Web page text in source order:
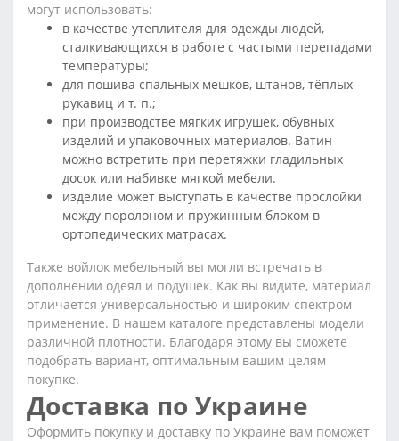
могут использовать:
в качестве утеплителя для одежды людей,
сталкивающихся в работе с частыми перепадами
температуры;
для пошива спальных мешков, штанов, тёплых
рукавиц и т. п.;
при производстве мягких игрушек, обувных
изделий и упаковочных материалов. Ватин
можно встретить при перетяжки гладильных
досок или набивке мягкой мебели.
изделие может выступать в качестве прослойки
между поролоном и пружинным блоком в
ортопедических матрасах.
Также войлок мебельный вы могли встречать в
дополнении одеял и подушек. Как вы видите, материал
отличается универсальностью и широким спектром
применение. В нашем каталоге представлены модели
различной плотности. Благодаря этому вы сможете
подобрать вариант, оптимальным вашим целям
покупке.
Доставка по Украине
Оформить покупку и доставку по Украине вам поможет